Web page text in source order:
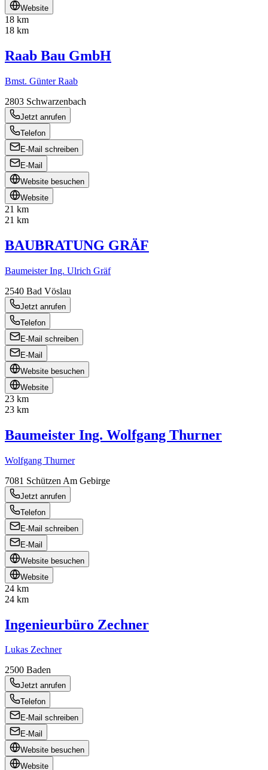
Website
18 km
18 km
Raab Bau GmbH
Bmst. Günter Raab
2803 Schwarzenbach
Jetzt anrufen
Telefon
E-Mail schreiben
E-Mail
Website besuchen
Website
21 km
21 km
BAUBRATUNG GRÄF
Baumeister Ing. Ulrich Gräf
2540 Bad Vöslau
Jetzt anrufen
Telefon
E-Mail schreiben
E-Mail
Website besuchen
Website
23 km
23 km
Baumeister Ing. Wolfgang Thurner
Wolfgang Thurner
7081 Schützen Am Gebirge
Jetzt anrufen
Telefon
E-Mail schreiben
E-Mail
Website besuchen
Website
24 km
24 km
Ingenieurbüro Zechner
Lukas Zechner
2500 Baden
Jetzt anrufen
Telefon
E-Mail schreiben
E-Mail
Website besuchen
Website